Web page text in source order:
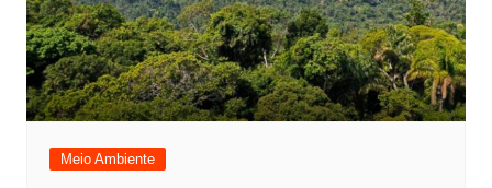
Meio Ambiente